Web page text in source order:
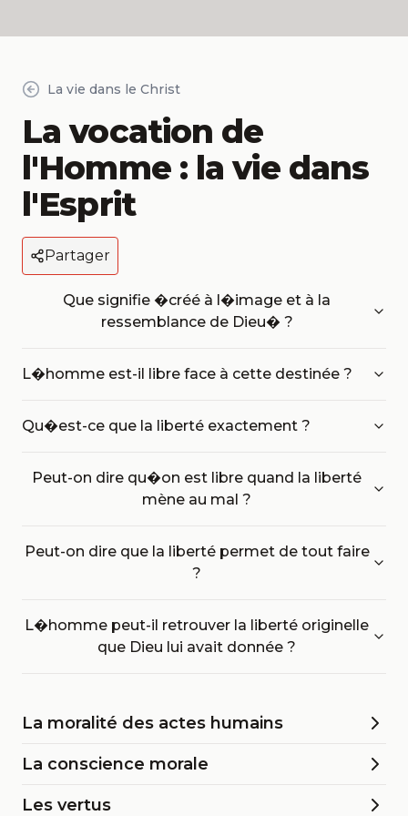
La vie dans le Christ
La vocation de
l'Homme : la vie dans
l'Esprit
Partager
Que signifie �créé à l�image et à la
ressemblance de Dieu� ?
L�homme est-il libre face à cette destinée ?
Qu�est-ce que la liberté exactement ?
Peut-on dire qu�on est libre quand la liberté
mène au mal ?
Peut-on dire que la liberté permet de tout faire
?
L�homme peut-il retrouver la liberté originelle
que Dieu lui avait donnée ?
La moralité des actes humains
La conscience morale
Les vertus